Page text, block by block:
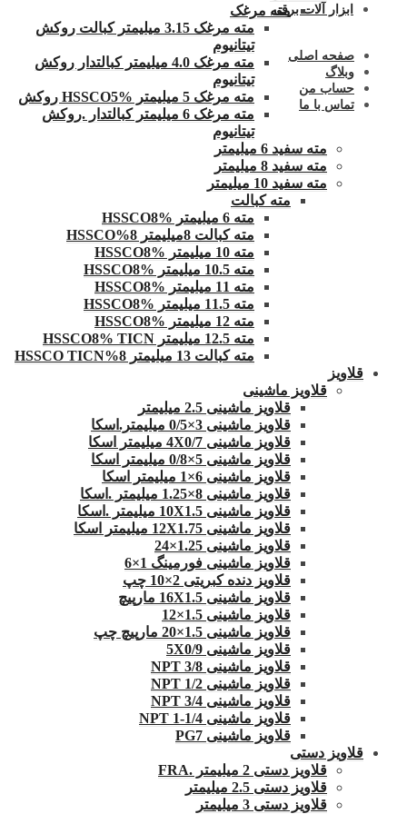
ابزار آلات برقی
صفحه اصلی
وبلاگ
حساب من
تماس با ما
مته مرغک
مته مرغک 3.15 میلیمتر کبالت روکش
تیتانیوم
مته مرغک 4.0 میلیمتر کبالتدار روکش
تیتانیوم
مته مرغک 5 میلیمتر HSSCO5% روکش
مته مرغک 6 میلیمتر کبالتدار .روکش
تیتانیوم
مته سفید 6 میلیمتر
مته سفید 8 میلیمتر
مته سفید 10 میلیمتر
مته کبالت
مته 6 میلیمتر HSSCO8%
مته کبالت 8میلیمتر 8%HSSCO
مته 10 میلیمتر HSSCO8%
مته 10.5 میلیمتر HSSCO8%
مته 11 میلیمتر HSSCO8%
مته 11.5 میلیمتر HSSCO8%
مته 12 میلیمتر HSSCO8%
مته 12.5 میلیمتر HSSCO8% TICN
مته کبالت 13 میلیمتر 8%HSSCO TICN
قلاویز
قلاویز ماشینی
قلاویز ماشینی 2.5 میلیمتر
قلاویز ماشینی 3×0/5 میلیمتر.اسکا
قلاویز ماشینی 4X0/7 میلیمتر اسکا
قلاویز ماشینی 5×0/8 میلیمتر اسکا
قلاویز ماشینی 6×1 میلیمتر اسکا
قلاویز ماشینی 8×1.25 میلیمتر .اسکا
قلاویز ماشینی 10X1.5 میلیمتر .اسکا
قلاویز ماشینی 12X1.75 میلیمتر اسکا
قلاویز ماشینی 1.25×24
قلاویز ماشینی فورمینگ 1×6
قلاویز دنده کبریتی 2×10 چپ
قلاویز ماشینی 16X1.5 مارپیچ
قلاویز ماشینی 1.5×12
قلاویز ماشینی 1.5×20 مارپیچ چپ
قلاویز ماشینی 5X0/9
قلاویز ماشینی 3/8 NPT
قلاویز ماشینی 1/2 NPT
قلاویز ماشینی 3/4 NPT
قلاویز ماشینی 1/4-1 NPT
قلاویز ماشینی PG7
قلاویز دستی
قلاویز دستی 2 میلیمتر .FRA
قلاویز دستی 2.5 میلیمتر
قلاویز دستی 3 میلیمتر